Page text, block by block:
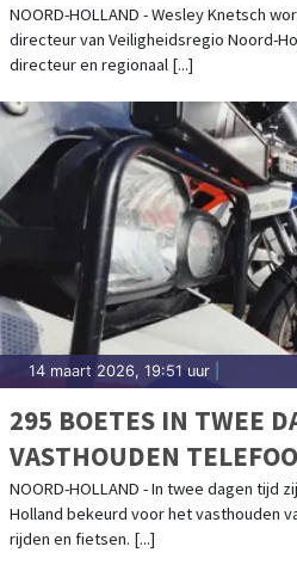
NOORD-HOLLAND - Wesley Knetsch
directeur van Veiligheidsregio Noord-
directeur en regionaal [...]
14 maart 2026, 19:51 uur
295 BOETES IN TWEE
VASTHOUDEN
VERKEER
NOORD-HOLLAND - In twee dagen tijd
Holland bekeurd voor het vasthouden
rijden en fietsen. [...]